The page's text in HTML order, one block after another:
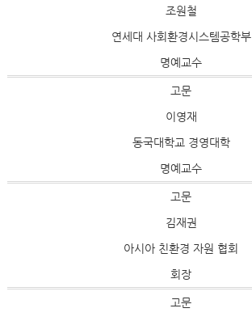
조원철
연세대 사회환경시스템공학부
명예교수
고문
이영재
동국대학교 경영대학
명예교수
고문
김재권
아시아 친환경 자원 협회
회장
고문